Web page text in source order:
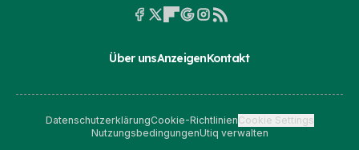
Über unsAnzeigenKontakt
DatenschutzerklärungCookie-RichtlinienCookie Settings
NutzungsbedingungenUtiq verwalten